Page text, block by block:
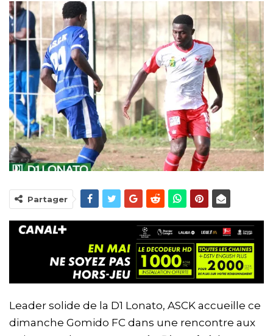
Partager
Leader solide de la D1 Lonato, ASCK accueille ce
dimanche Gomido FC dans une rencontre aux